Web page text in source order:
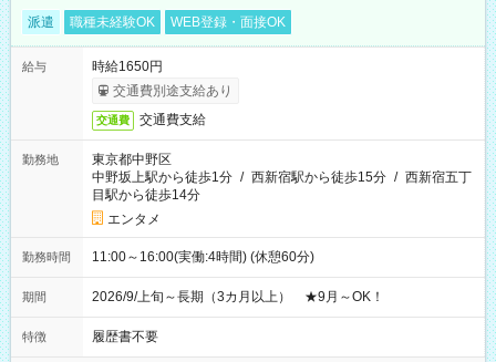
派遣 職種未経験OK WEB登録・面接OK
給与
時給1650円
交通費別途支給あり
交通費 交通費支給
勤務地
東京都中野区
中野坂上駅から徒歩1分 / 西新宿駅から徒歩15分 / 西新宿五丁
目駅から徒歩14分
エンタメ
勤務時間 11:00～16:00(実働:4時間) (休憩60分)
期間 2026/9/上旬～長期（3カ月以上） ★9月～OK！
特徴 履歴書不要